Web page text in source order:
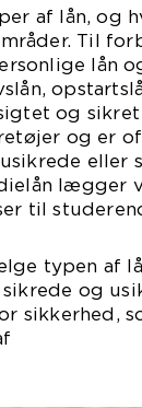
af lån, og
Til
lån
og
og er
lægger
til
typen af
og
sikkerhed,